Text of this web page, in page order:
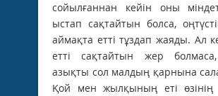
сойылғаннан кейін оны
ыстап сақтайтын болса,
аймақта етті тұздап жаяды. Ал
етті сақтайтын жер
азықты сол малдың қарнына
Қой мен жылқының еті өзінің